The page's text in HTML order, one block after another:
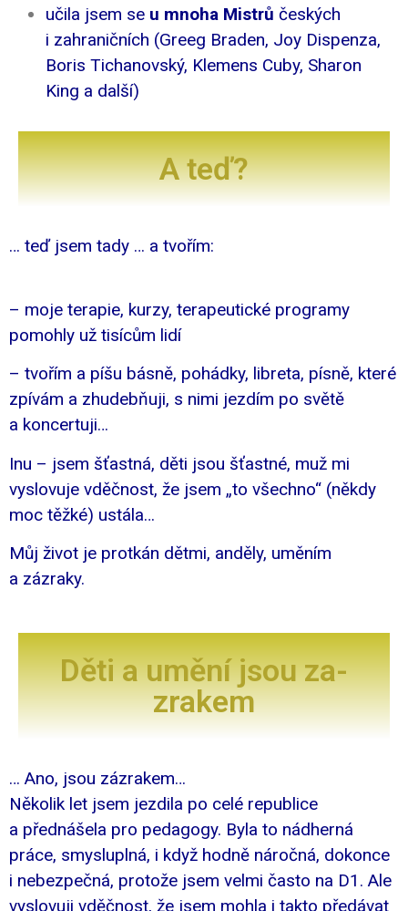
učila jsem se u mnoha Mistrů českých
i zahraničních (Greeg Braden, Joy Dispenza,
Boris Tichanovský, Klemens Cuby, Sharon
King a další)
A teď?
… teď jsem tady … a tvořím:
– moje terapie, kurzy, terapeutické programy
pomohly už tisícům lidí
– tvořím a píšu básně, pohádky, libreta, písně, které
zpívám a zhudebňuji, s nimi jezdím po světě
a koncertuji…
Inu – jsem šťastná, děti jsou šťastné, muž mi
vyslovuje vděčnost, že jsem „to všechno“ (někdy
moc těžké) ustála…
Můj život je protkán dětmi, anděly, uměním
a zázraky.
Děti a umění jsou za-
zrakem
… Ano, jsou zázrakem…
Několik let jsem jezdila po celé republice
a přednášela pro pedagogy. Byla to nádherná
práce, smysluplná, i když hodně náročná, dokonce
i nebezpečná, protože jsem velmi často na D1. Ale
vyslovuji vděčnost, že jsem mohla i takto předávat